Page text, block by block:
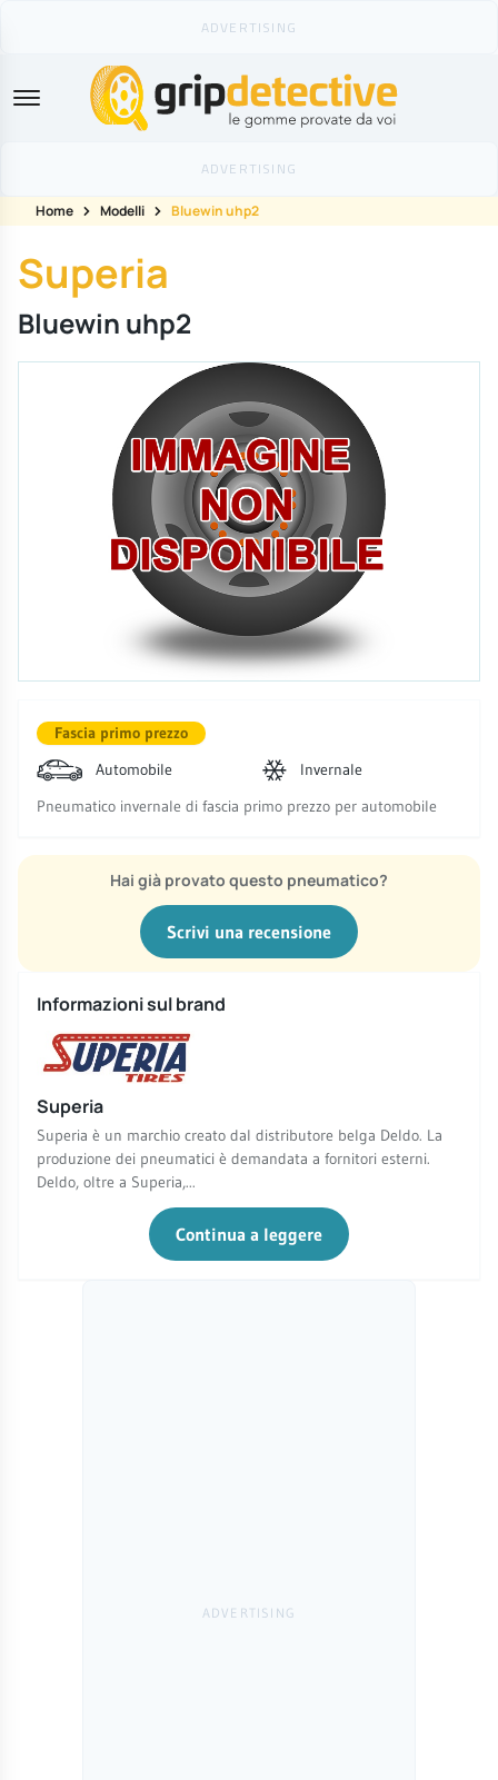
GripDetective
Home Modelli Bluewin uhp2
Superia
Bluewin uhp2
Fascia primo prezzo
Automobile
Invernale
Pneumatico invernale di fascia primo prezzo per automobile
Hai già provato questo pneumatico?
Scrivi una recensione
Informazioni sul brand
Superia
Superia è un marchio creato dal distributore belga Deldo. La
produzione dei pneumatici è demandata a fornitori esterni.
Deldo, oltre a Superia,...
Continua a leggere